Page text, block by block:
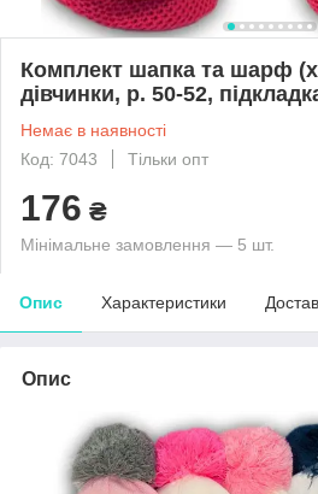
Комплект шапка та шарф
дівчинки, р. 50-52,
Немає в наявності
Код: 7043
Тільки опт
176 ₴
Мінімальне замовлення — 5 шт.
Опис Характеристики
Опис